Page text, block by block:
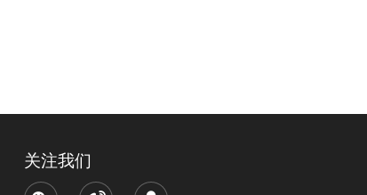
关注我们